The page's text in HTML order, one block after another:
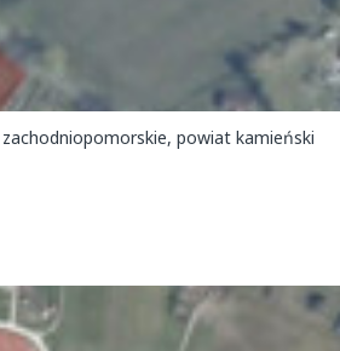
powiat kamieński